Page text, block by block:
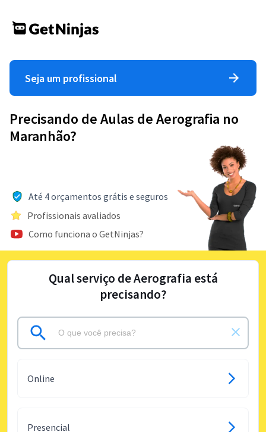
Seja um profissional
Precisando de Aulas de Aerografia no
Maranhão?
Até 4 orçamentos grátis e seguros
Profissionais avaliados
Como funciona o GetNinjas?
Qual serviço de Aerografia está
precisando?
Online
Presencial